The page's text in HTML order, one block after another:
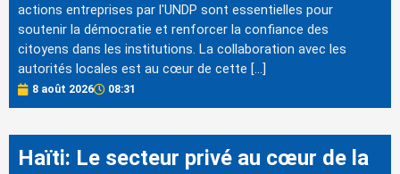
actions entreprises par l'UNDP sont essentielles pour
soutenir la démocratie et renforcer la confiance des
citoyens dans les institutions. La collaboration avec les
autorités locales est au cœur de cette […]
8 août 2026 08:31
Haïti: Le secteur privé au cœur de la